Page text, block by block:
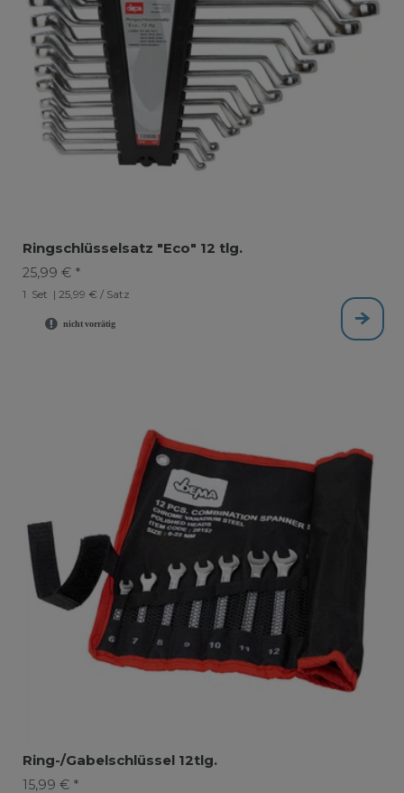
Ringschlüsselsatz "Eco" 12 tlg.
25,99 € *
1 Set | 25,99 € / Satz
Ring-/Gabelschlüssel 12tlg.
15,99 € *